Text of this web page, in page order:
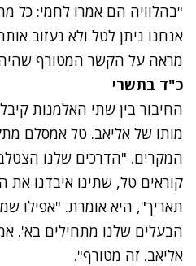
"בהלוויה הם אמרו לחמי: כל
אנחנו ניתן לטל ולא נעזוב
מראה על הקשר המטורף
כ"ד בתשרי
החיבור בין שתי האלמנות
מותו של אליאב. טל אמסלם
המקרים. "הדרכים שלנו
קוראים טל, שתינו איבדנו את
תאריך", היא אומרת. "אפילו
הבעלים שלנו מתחילים בא'.
אליאב. זה מטורף".